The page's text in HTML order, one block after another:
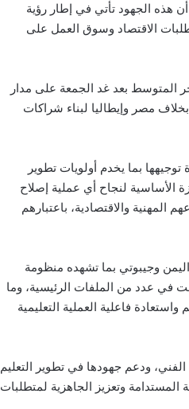
أن هذه الجهود تأتي في إطار رؤية
الاقتصاد وسوق العمل على
المتوسط بعد غد الجمعة على مدار
والاستحقاق الإيطالية وبمشاركة ١١ دولة أخرى بخلاف مصر وإيطاليا لبناء شراكات
بما يخدم أولويات تطوير
الأساسية لنجاح أي عملية إصلاح
المهنية والاقتصادية، باعتبارهم
وجيبوتي بما تشهده منظومة
في عدد من الملفات الرئيسية، وما
فاعلية العملية التعليمية
الفني، ودعم جهودها في تطوير التعليم
المستدامة وتعزيز الجاهزية لمتطلبات